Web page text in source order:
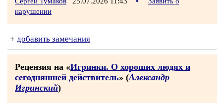
нарушении
+ добавить замечания
Рецензия на «Игринки. О хороших людях и
сегодняшней действитель» (Александр
Игринский)